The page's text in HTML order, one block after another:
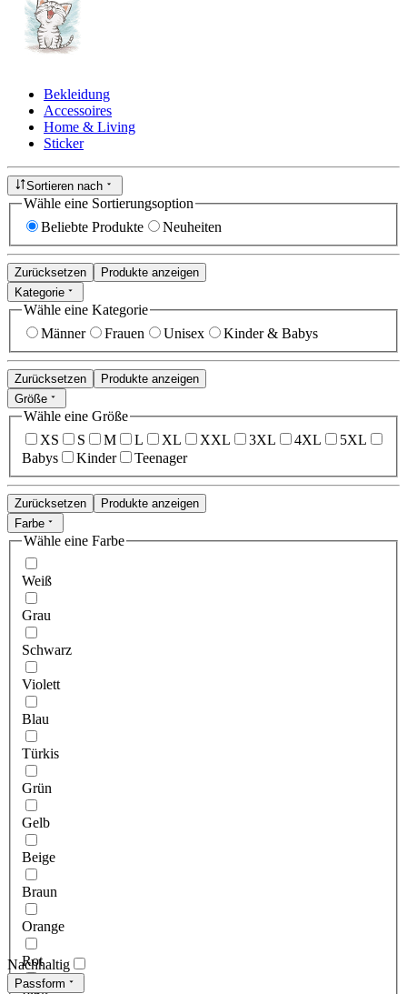
Bekleidung
Accessoires
Home & Living
Sticker
Sortieren nach
Wähle eine Sortierungsoption
Beliebte Produkte
Neuheiten
Zurücksetzen
Produkte anzeigen
Kategorie
Wähle eine Kategorie
Männer
Frauen Unisex Kinder & Babys
Zurücksetzen
Produkte anzeigen
Größe
Wähle eine Größe
XS
S M L XL XXL 3XL 4XL
5XL
Babys
Kinder Teenager
Zurücksetzen
Produkte anzeigen
Farbe
Wähle eine Farbe
Weiß
Grau
Schwarz
Violett
Blau
Türkis
Grün
Gelb
Beige
Braun
Orange
Rot
Nachhaltig
Passform